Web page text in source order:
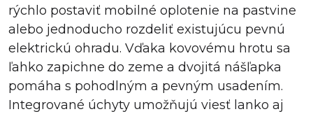
rýchlo postaviť mobilné oplotenie na pastvine
alebo jednoducho rozdeliť existujúcu pevnú
elektrickú ohradu. Vďaka kovovému hrotu sa
ľahko zapichne do zeme a dvojitá nášľapka
pomáha s pohodlným a pevným usadením.
Integrované úchyty umožňujú viesť lanko aj